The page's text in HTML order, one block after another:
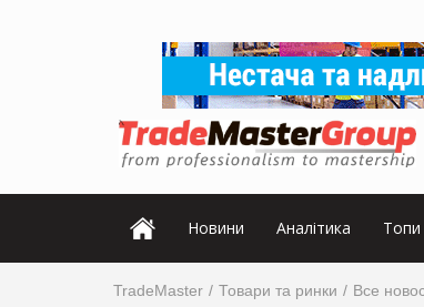
Новини Аналітика
TradeMaster Товари та ринки Все